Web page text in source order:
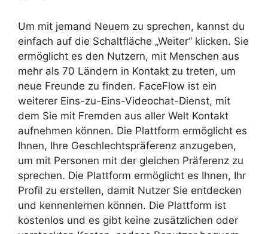
Um mit jemand Neuem zu sprechen, kannst du
einfach auf die Schaltfläche „Weiter“ klicken. Sie
ermöglicht es den Nutzern, mit Menschen aus
mehr als 70 Ländern in Kontakt zu treten, um
neue Freunde zu finden. FaceFlow ist ein
weiterer Eins-zu-Eins-Videochat-Dienst, mit
dem Sie mit Fremden aus aller Welt Kontakt
aufnehmen können. Die Plattform ermöglicht es
Ihnen, Ihre Geschlechtspräferenz anzugeben,
um mit Personen mit der gleichen Präferenz zu
sprechen. Die Plattform ermöglicht es Ihnen, Ihr
Profil zu erstellen, damit Nutzer Sie entdecken
und kennenlernen können. Die Plattform ist
kostenlos und es gibt keine zusätzlichen oder